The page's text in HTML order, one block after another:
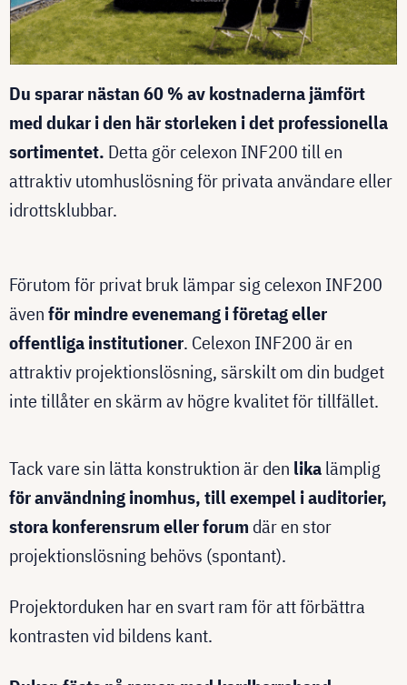
Du sparar nästan 60 % av kostnaderna jämfört
med dukar i den här storleken i det professionella
sortimentet. Detta gör celexon INF200 till en
attraktiv utomhuslösning för privata användare eller
idrottsklubbar.
Förutom för privat bruk lämpar sig celexon INF200
ävenför mindre evenemang i företag eller
offentliga institutioner. Celexon INF200 är en
attraktiv projektionslösning, särskilt om din budget
inte tillåter en skärm av högre kvalitet för tillfället.
Tack vare sin lätta konstruktion är den likalämplig
för användning inomhus, till exempel i auditorier,
stora konferensrum eller forum där en stor
projektionslösning behövs (spontant).
Projektorduken har en svart ram för att förbättra
kontrasten vid bildens kant.